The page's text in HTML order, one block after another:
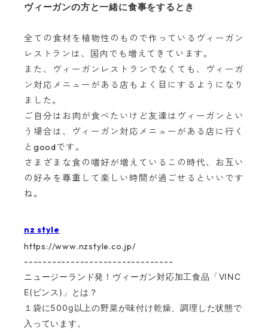
ヴィーガンの方と一緒に食事をするとき
全ての食材を植物性のもので作っているヴィーガン
レストランは、国内でも増えてきています。
また、ヴィーガンレストランでなくても、ヴィーガ
ン対応メニューがある店もよく目にするようになり
ました。
ご自分はお肉が食べたいけど友達はヴィーガンとい
う場合は、ヴィーガン対応メニューがある店に行く
とgoodです。
さまざまな食の嗜好が増えているこの時代、お互い
の好みを尊重して楽しい時間が過ごせるといいです
ね。
nz style
https://www.nzstyle.co.jp/
--------------------------------
ニュージーランド発！ヴィーガン対応加工食品「VINC
E(ビンス)」とは？
１袋に500g以上の野菜が味付け乾燥、調理した状態で
入っています。